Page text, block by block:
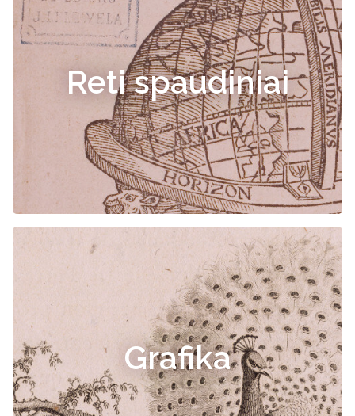
Reti spaudiniai
Grafika